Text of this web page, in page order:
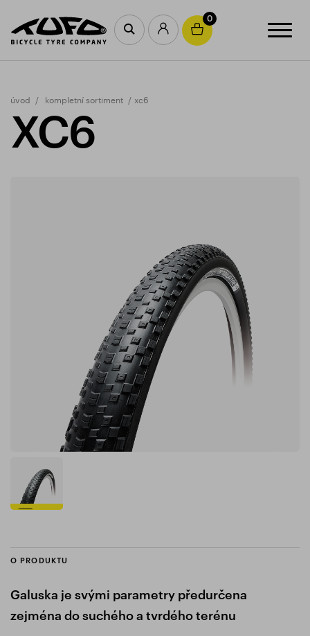
0
úvod kompletní sortiment xc6
XC6
O PRODUKTU
Galuska je svými parametry předurčena
zejména do suchého a tvrdého terénu